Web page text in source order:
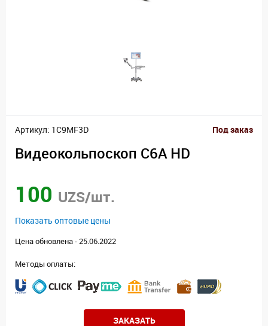
Артикул: 1C9MF3D Под заказ
Видеокольпоскоп C6A HD
100 UZS/шт.
Показать оптовые цены
Цена обновлена - 25.06.2022
Методы оплаты:
ЗАКАЗАТЬ